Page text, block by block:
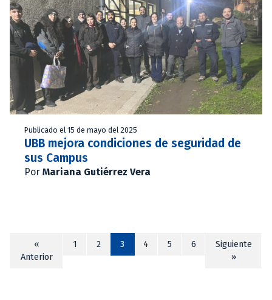
Publicado el 15 de mayo del 2025
UBB mejora condiciones de seguridad de
sus Campus
Por Mariana Gutiérrez Vera
«
Anterior
1 2 3 4 5 6
Siguiente
»